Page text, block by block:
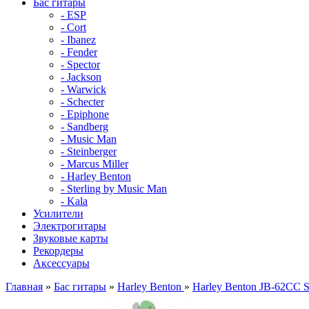
Бас гитары
- ESP
- Cort
- Ibanez
- Fender
- Spector
- Jackson
- Warwick
- Schecter
- Epiphone
- Sandberg
- Music Man
- Steinberger
- Marcus Miller
- Harley Benton
- Sterling by Music Man
- Kala
Усилители
Электрогитары
Звуковые карты
Рекордеры
Аксессуары
Главная » Бас гитары » Harley Benton » Harley Benton JB-62CC